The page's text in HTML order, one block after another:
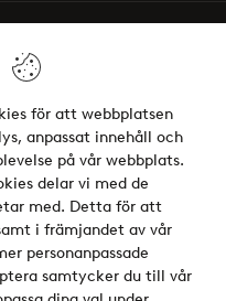
för att webbplatsen
anpassat innehåll och
på vår webbplats.
delar vi med de
med. Detta för att
i främjandet av vår
personanpassade
samtycker du till vår
eller dela upp
betalalternativ?